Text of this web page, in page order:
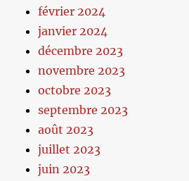
février 2024
janvier 2024
décembre 2023
novembre 2023
octobre 2023
septembre 2023
août 2023
juillet 2023
juin 2023